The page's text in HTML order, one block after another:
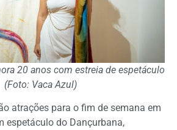
20 anos com estreia de espetáculo
(Foto: Vaca Azul)
atrações para o fim de semana em
espetáculo do Dançurbana,